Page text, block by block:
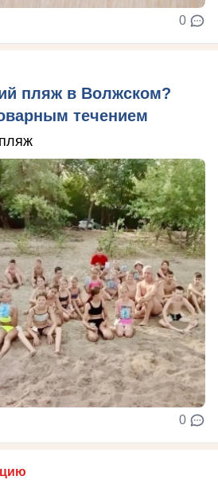
0
пляж в Волжском?
течением
0